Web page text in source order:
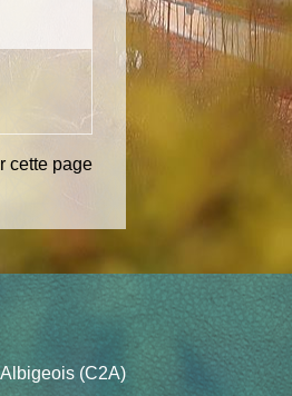
cette page
(C2A)